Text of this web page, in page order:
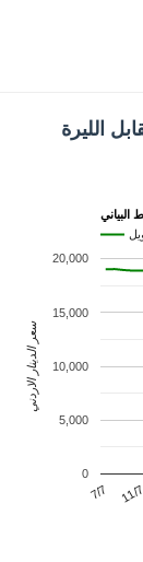
الليرة
7/7 11/7
0
5,000
10,000
15,000
20,000
سعر الدينار الاردني